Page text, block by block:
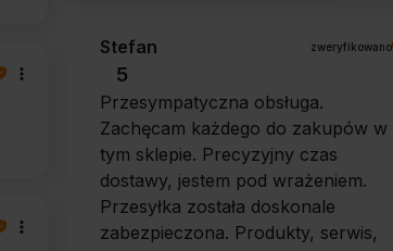
Stefan zweryfikowano
5
Przesympatyczna obsługa.
Zachęcam każdego do zakupów w
tym sklepie. Precyzyjny czas
dostawy, jestem pod wrażeniem.
Przesyłka została doskonale
zabezpieczona. Produkty, serwis,